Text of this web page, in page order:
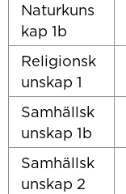
Naturkuns
kap 1b
Religionsk
unskap 1
Samhällsk
unskap 1b
Samhällsk
unskap 2